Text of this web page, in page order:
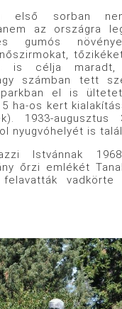
első sorban
az országra
gumós
is célja maradt,
számban tett
el is
ha-os kert
1933-augusztus
nyugvóhelyét is
Istvánnak
őrzi emlékét
vadkörte